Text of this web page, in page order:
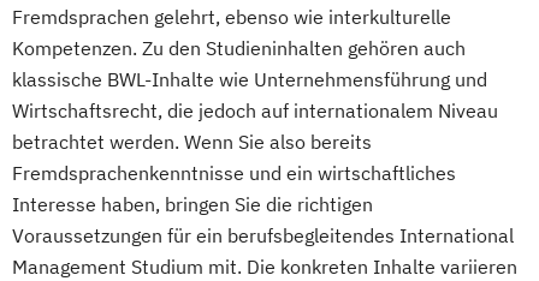
Gesundheitsökonomie Growth Hacking
Growth Hacking (DE/EN)
Growth Hacking for Entrepreneurs (DE/EN)
Heilpädagogik
Heilpädagogik und Inklusion
Heilpädagogik/Inklusionspädagogik
Hotelmanagement (DE/EN)
IT-Management Immobilienmanagement
Fremdsprachen gelehrt, ebenso wie interkulturelle
Kompetenzen. Zu den Studieninhalten gehören auch
klassische BWL-Inhalte wie Unternehmensführung und
Wirtschaftsrecht, die jedoch auf internationalem Niveau
betrachtet werden. Wenn Sie also bereits
Fremdsprachenkenntnisse und ein wirtschaftliches
Interesse haben, bringen Sie die richtigen
Voraussetzungen für ein berufsbegleitendes International
Management Studium mit. Die konkreten Inhalte variieren